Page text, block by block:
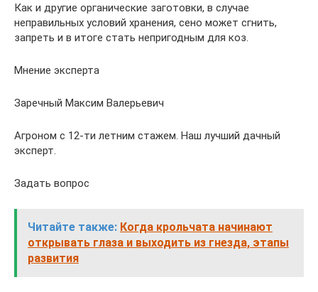
Как и другие органические заготовки, в случае
неправильных условий хранения, сено может сгнить,
запреть и в итоге стать непригодным для коз.
Мнение эксперта
Заречный Максим Валерьевич
Агроном с 12-ти летним стажем. Наш лучший дачный
эксперт.
Задать вопрос
Читайте также: Когда крольчата начинают
открывать глаза и выходить из гнезда, этапы
развития